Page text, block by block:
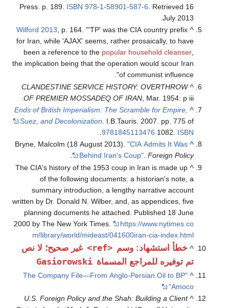
Press. p. 189. ISBN 978-1-58901-587-6 . Retrieved 16
July 2013
.
^
Wilford 2013, p. 164. "'TP' was the CIA country prefix
for Iran, while 'AJAX' seems, rather prosaically, to have
been a reference to the popular household cleanser,
the implication being that the operation would scour Iran
of communist influence".
^
CLANDESTINE SERVICE HISTORY: OVERTHROW
OF PREMIER MOSSADEQ OF IRAN , Mar. 1954: p iii.
^
Ends of British Imperialism: The Scramble for Empire,
Suez, and Decolonization . I.B.Tauris. 2007. pp. 775 of
1082. ISBN
9781845113476
.
^
Bryne, Malcolm (18 August 2013)."CIA Admits It Was
Behind Iran's Coup".Foreign Policy
.
^
The CIA's history of the 1953 coup in Iran is made up
of the following documents: a historian's note, a
summary introduction, a lengthy narrative account
written by Dr. Donald N. Wilber, and, as appendices, five
planning documents he attached. Published 18 June
2000 by The New York Times.
https://www.nytimes.co
m/library/world/mideast/041600iran-cia-index.html
^ خطأ استشهاد: وسم <ref>
غير صحيح؛ لا نص
تم توفيره للمراجع المسماة Gasiorowski
^
"The Company File—From Anglo-Persian Oil to BP
Amoco"
^
U.S. Foreign Policy and the Shah: Building a Client